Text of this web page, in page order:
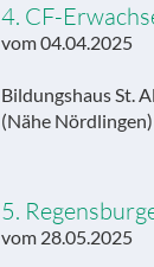
4. CF-
vom 04.04.2025
Bildungshaus St.
(Nähe Nördlingen)
5.
vom 28.05.2025